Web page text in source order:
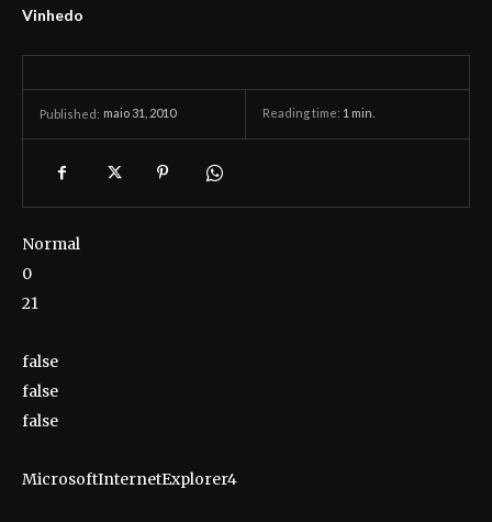
Vinhedo
Published: maio 31, 2010 Reading time: 1 min.
Normal
0
21
false
false
false
MicrosoftInternetExplorer4